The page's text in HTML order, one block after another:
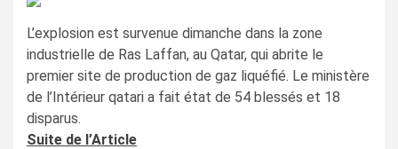
L’explosion est survenue dimanche dans la zone
industrielle de Ras Laffan, au Qatar, qui abrite le
premier site de production de gaz liquéfié. Le ministère
de l’Intérieur qatari a fait état de 54 blessés et 18
disparus.
Suite de l’Article